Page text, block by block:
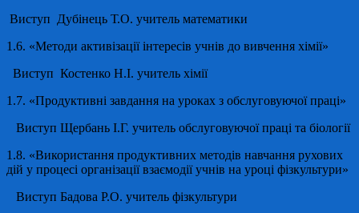
Виступ Дубінець Т.О. учитель математики
1.6. «Методи активізації інтересів учнів до вивчення хімії»
Виступ Костенко Н.І. учитель хімії
1.7. «Продуктивні завдання на уроках з обслуговуючої праці»
Виступ Щербань І.Г. учитель обслуговуючої праці та біології
1.8. «Використання продуктивних методів навчання рухових
дій у процесі організації взаємодії учнів на уроці фізкультури»
Виступ Бадова Р.О. учитель фізкультури